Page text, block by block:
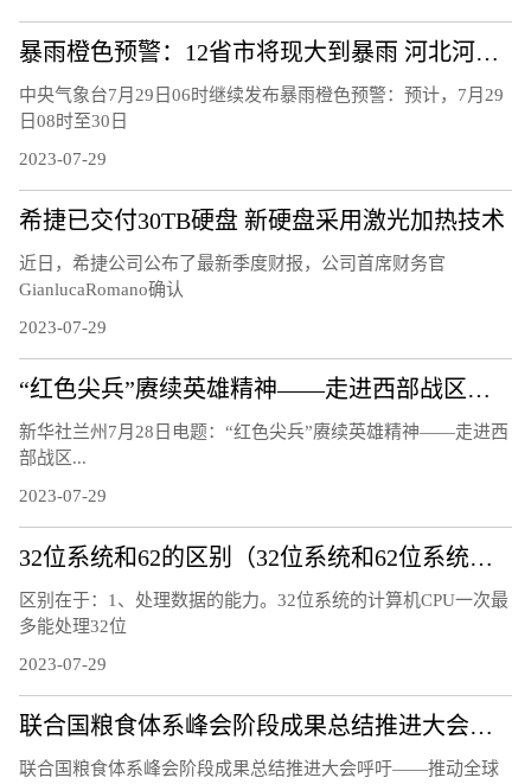
暴雨橙色预警：12省市将现大到暴雨 河北河南等部分地区有大暴雨
中央气象台7月29日06时继续发布暴雨橙色预警：预计，7月29
日08时至30日
2023-07-29
希捷已交付30TB硬盘 新硬盘采用激光加热技术
近日，希捷公司公布了最新季度财报，公司首席财务官
GianlucaRomano确认
2023-07-29
“红色尖兵”赓续英雄精神——走进西部战区陆军某旅罗盛教生前所在连
新华社兰州7月28日电题：“红色尖兵”赓续英雄精神——走进西
部战区...
2023-07-29
32位系统和62的区别（32位系统和62位系统区别赛扬e3200）
区别在于：1、处理数据的能力。32位系统的计算机CPU一次最
多能处理32位
2023-07-29
联合国粮食体系峰会阶段成果总结推进大会呼吁——推动全球粮食体系转型
联合国粮食体系峰会阶段成果总结推进大会呼吁——推动全球